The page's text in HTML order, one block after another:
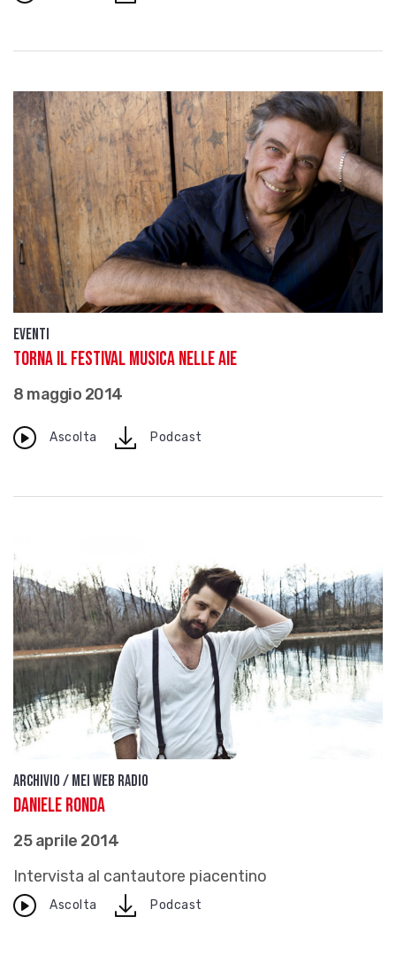
Eventi
Torna il festival Musica nelle Aie
8 maggio 2014
Ascolta downloadPodcast
Archivio / Mei Web Radio
Daniele Ronda
25 aprile 2014
Intervista al cantautore piacentino
Ascolta downloadPodcast